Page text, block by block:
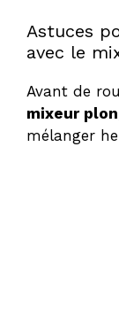
Astuces
avec le
Avant de
mixeur
mélanger